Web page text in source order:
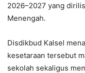
2026–2027 yang
Menengah.
Disdikbud Kalsel
kesetaraan tersebut
sekolah sekaligus